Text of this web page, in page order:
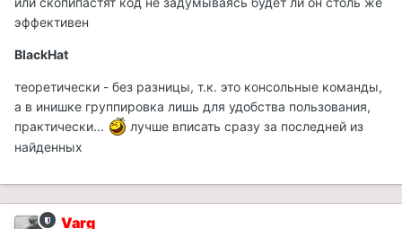
эффективен
BlackHat
теоретически - без разницы, т.к. это консольные команды,
а в инишке группировка лишь для удобства пользования,
практически...
лучше вписать сразу за последней из
найденных
Varg